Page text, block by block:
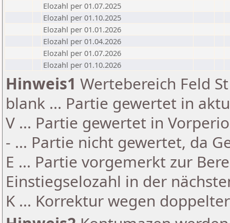
Elozahl per 01.07.2025
Elozahl per 01.10.2025
Elozahl per 01.01.2026
Elozahl per 01.04.2026
Elozahl per 01.07.2026
Elozahl per 01.10.2026
Hinweis1 Wertebereich Feld
blank ... Partie gewertet in
V ... Partie gewertet in
- ... Partie nicht gewertet, da
E ... Partie vorgemerkt zur
Einstiegselozahl in der
K ... Korrektur wegen